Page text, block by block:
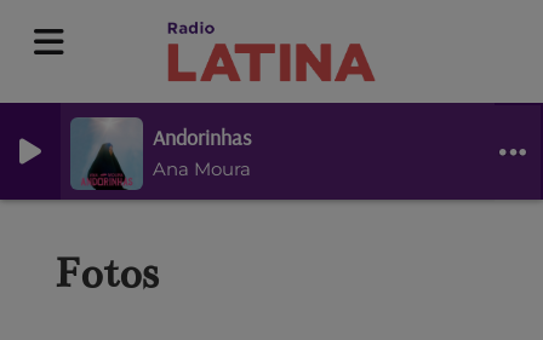
Andorinhas
Ana Moura
Fotos